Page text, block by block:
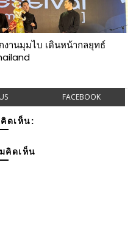
งานมุมไบ เดินหน้ากลยุทธ์
FACEBOOK
ดเห็น:
คิดเห็น